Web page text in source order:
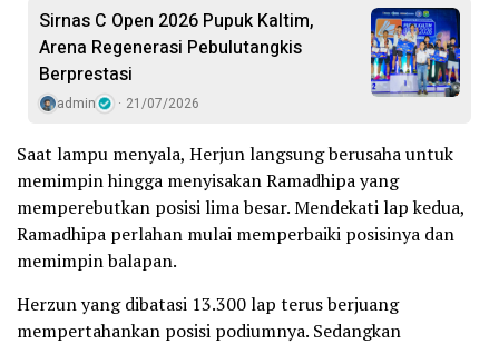
Sirnas C Open 2026 Pupuk Kaltim,
Arena Regenerasi Pebulutangkis
Berprestasi
admin 21/07/2026
Saat lampu menyala, Herjun langsung berusaha untuk
memimpin hingga menyisakan Ramadhipa yang
memperebutkan posisi lima besar. Mendekati lap kedua,
Ramadhipa perlahan mulai memperbaiki posisinya dan
memimpin balapan.
Herzun yang dibatasi 13.300 lap terus berjuang
mempertahankan posisi podiumnya. Sedangkan